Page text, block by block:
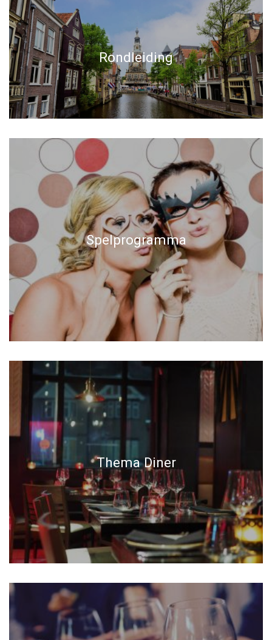
Rondleiding
Spelprogramma
Thema Diner